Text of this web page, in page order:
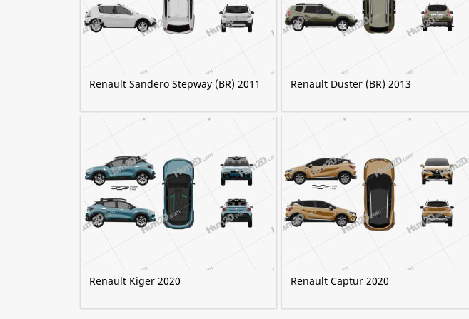
Renault Sandero Stepway (BR) 2011 Renault Duster (BR) 2013
Renault Kiger 2020 Renault Captur 2020